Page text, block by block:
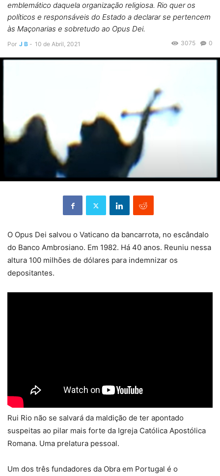
emblemático daquela organização religiosa. Rio quer os
políticos e responsáveis do Estado a declarar se pertencem
às Maçonarias e sobretudo ao Opus Dei.
Por J B - 10 de Abril, 2021 0
3075
O Opus Dei salvou o Vaticano da bancarrota, no escândalo
do Banco Ambrosiano. Em 1982. Há 40 anos. Reuniu nessa
altura 100 milhões de dólares para indemnizar os
depositantes.
Rui Rio não se salvará da maldição de ter apontado
suspeitas ao pilar mais forte da Igreja Católica Apostólica
Romana. Uma prelatura pessoal.
Um dos três fundadores da Obra em Portugal é o